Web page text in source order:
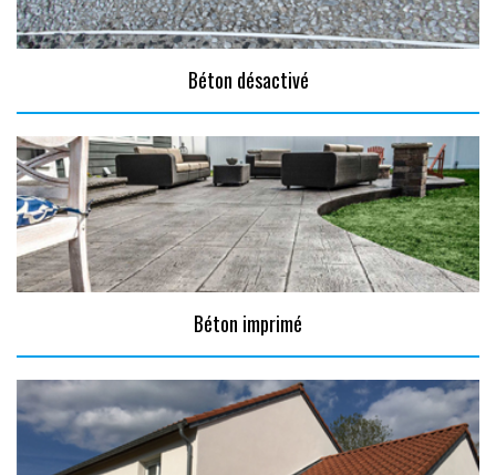
Béton désactivé
Béton imprimé